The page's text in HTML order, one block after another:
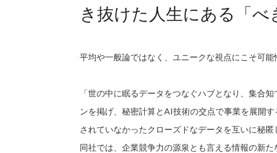
き抜けた人生にある「べ
平均や一般論ではなく、ユニークな視点にこそ可能
「世の中に眠るデータをつなぐハブとなり、集合
ンを掲げ、秘密計算とAI技術の交点で事業を展開
されていなかったクローズドなデータを互いに秘
同社では、企業競争力の源泉とも言える情報の新